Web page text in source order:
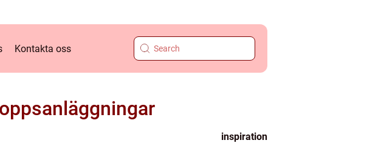
Kontakta oss
inspiration